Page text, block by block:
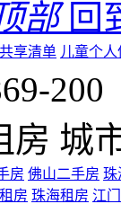
部 回
享清单 儿童个
200
房 城
房 佛山二手房 珠
房 珠海租房 江